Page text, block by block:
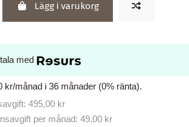
Lägg i varukorg
med
kr/månad i 36 månader (0% ränta).
495,00 kr
per månad: 49,00 kr